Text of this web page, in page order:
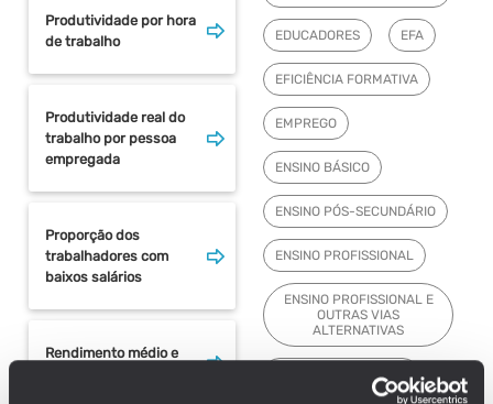
Produtividade por hora
de trabalho
Produtividade real do
trabalho por pessoa
empregada
Proporção dos
trabalhadores com
baixos salários
Rendimento médio e
EDUCADORES EFA
EFICIÊNCIA FORMATIVA
EMPREGO
ENSINO BÁSICO
ENSINO PÓS-SECUNDÁRIO
ENSINO PROFISSIONAL
ENSINO PROFISSIONAL E
OUTRAS VIAS
ALTERNATIVAS
ENSINO RECORRENTE